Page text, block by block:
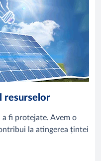
resurselor
a fi protejate. Avem o
la atingerea țintei